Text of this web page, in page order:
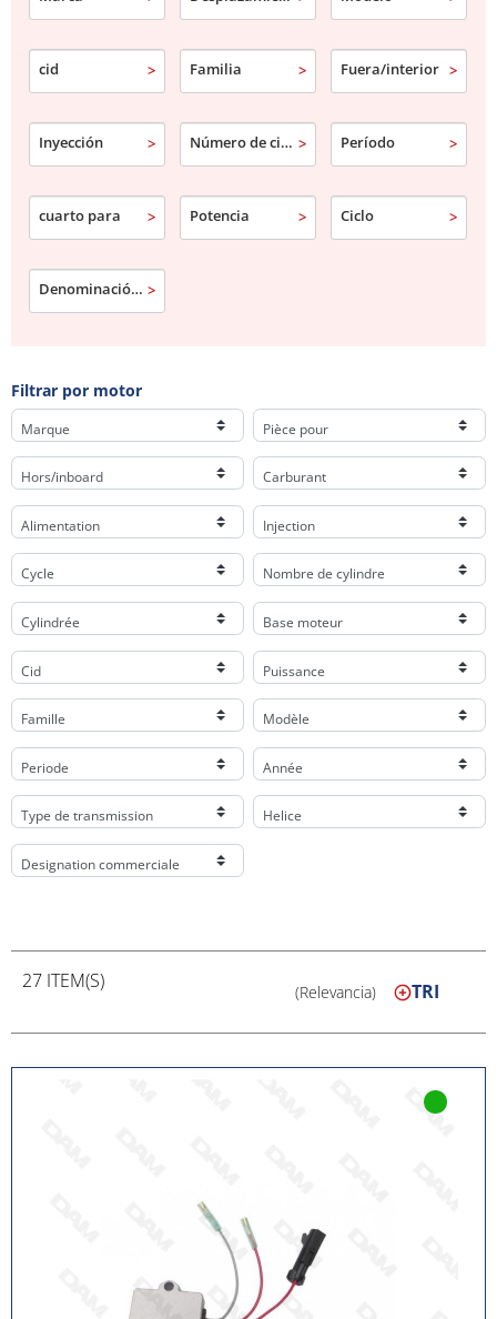
cid Familia Fuera/interior
Inyección Número de cilindro Período
cuarto para Potencia Ciclo
Denominación comercial
Filtrar por motor
Marque Pièce pour
Hors/inboard Carburant
Alimentation Injection
Cycle Nombre de cylindre
Cylindrée Base moteur
Cid Puissance
Famille Modèle
Periode Année
Type de transmission Helice
Designation commerciale
27 ITEM(S) (Relevancia) TRI